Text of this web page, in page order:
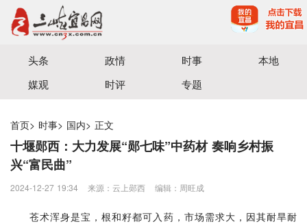
宜昌三峡融媒体中心主办
头条 政情 时事
本地
媒观
时评 专题
首页> 时事> 国内> 正文
十堰郧西：大力发展“郧七味”中药材 奏响乡村振
兴“富民曲”
2024-12-27 19:34 来源：云上郧西 编辑：周旺成
苍术浑身是宝，根和籽都可入药，市场需求大，因其耐旱耐